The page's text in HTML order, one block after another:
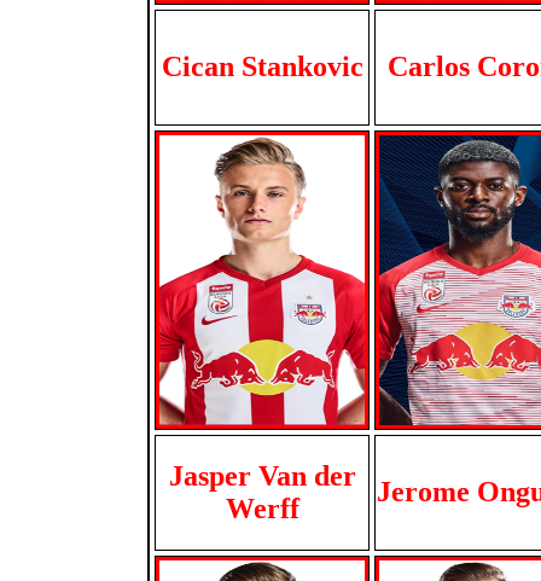
Cican Stankovic Carlos
Jasper Van der
Werff
Jerome